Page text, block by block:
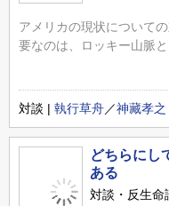
アメリカの現状について
要なのは、ロッキー山脈
対談 | 執行草舟／神藏孝之
どちらにし
ある
対談・反生命